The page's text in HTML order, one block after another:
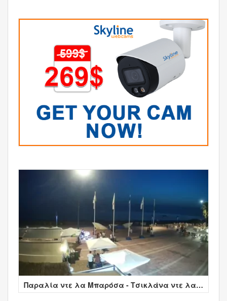
Παραλία ντε λα Μπαρόσα - Τσικλάνα ντε λα
Φροντέρα